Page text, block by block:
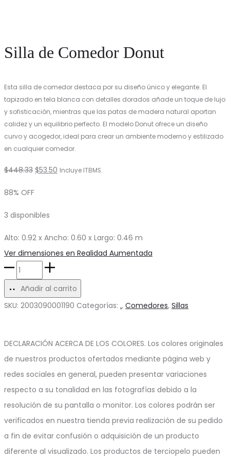
Silla de Comedor Donut
Esta silla de comedor destaca por su diseño único y elegante. El
tapizado en tela blanca con detalles dorados añade un toque de lujo
y sofisticación, mientras que las patas de madera natural aportan
calidez y un equilibrio perfecto. El modelo Donut ofrece un diseño
curvo y acogedor, ideal para crear un ambiente moderno y estilizado
en cualquier comedor.
$448.33 El
era:
$53.50 ElIncluye ITBMS.
88% OFF
3 disponibles
Alto: 0.92 x Ancho: 0.60 x Largo: 0.46 m
Ver dimensiones en Realidad Aumentada
Silla
de
Comedor
Añadir al carrito
SKU: 2003090001190 Categorías: ., Comedores, Sillas
DECLARACIÓN ACERCA DE LOS COLORES. Los colores originales
de nuestros productos ofertados mediante página web y
redes sociales en general, pueden presentar variaciones
respecto a su tonalidad en las fotografías debido a la
resolución de su pantalla o monitor. Los colores podrán ser
verificados en nuestra tienda previa realización de su pedido
a fin de evitar confusión o adquisición de un producto
diferente al visualizado. Los productos de terciopelo pueden